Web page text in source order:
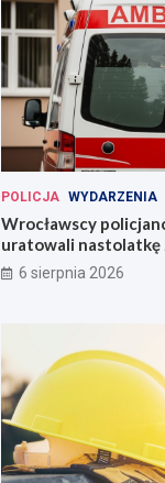
POLICJA WYDARZENIA
Wrocławscy
uratowali
6 sierpnia 2026